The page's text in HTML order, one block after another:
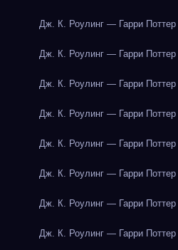
Дж. К. Роулинг — Гарри
Дж. К. Роулинг — Гарри
Дж. К. Роулинг — Гарри
Дж. К. Роулинг — Гарри
Дж. К. Роулинг — Гарри
Дж. К. Роулинг — Гарри
Дж. К. Роулинг — Гарри
Дж. К. Роулинг — Гарри